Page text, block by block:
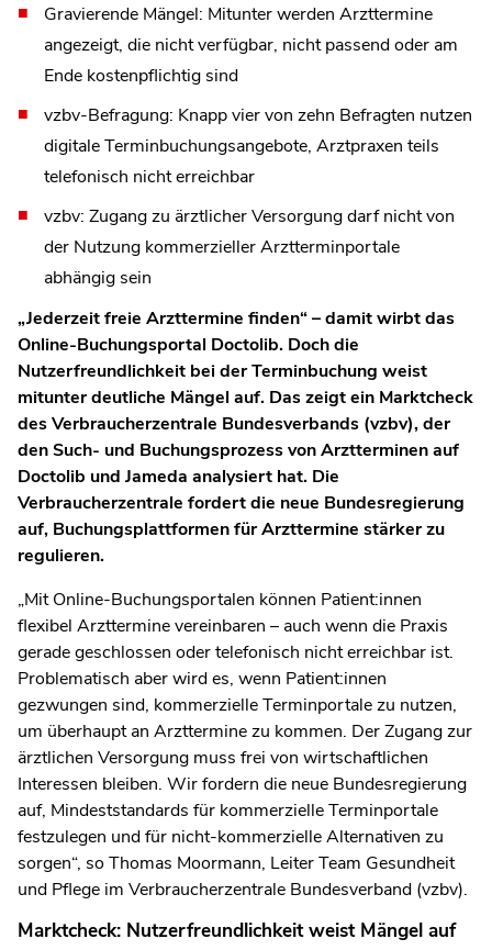
Gravierende Mängel: Mitunter werden Arzttermine
angezeigt, die nicht verfügbar, nicht passend oder am
Ende kostenpflichtig sind
vzbv-Befragung: Knapp vier von zehn Befragten nutzen
digitale Terminbuchungsangebote, Arztpraxen teils
telefonisch nicht erreichbar
vzbv: Zugang zu ärztlicher Versorgung darf nicht von
der Nutzung kommerzieller Arztterminportale
abhängig sein
„Jederzeit freie Arzttermine finden“ – damit wirbt das
Online-Buchungsportal Doctolib. Doch die
Nutzerfreundlichkeit bei der Terminbuchung weist
mitunter deutliche Mängel auf. Das zeigt ein Marktcheck
des Verbraucherzentrale Bundesverbands (vzbv), der
den Such- und Buchungsprozess von Arztterminen auf
Doctolib und Jameda analysiert hat. Die
Verbraucherzentrale fordert die neue Bundesregierung
auf, Buchungsplattformen für Arzttermine stärker zu
regulieren.
„Mit Online-Buchungsportalen können Patient:innen
flexibel Arzttermine vereinbaren – auch wenn die Praxis
gerade geschlossen oder telefonisch nicht erreichbar ist.
Problematisch aber wird es, wenn Patient:innen
gezwungen sind, kommerzielle Terminportale zu nutzen,
um überhaupt an Arzttermine zu kommen. Der Zugang zur
ärztlichen Versorgung muss frei von wirtschaftlichen
Interessen bleiben. Wir fordern die neue Bundesregierung
auf, Mindeststandards für kommerzielle Terminportale
festzulegen und für nicht-kommerzielle Alternativen zu
sorgen“, so Thomas Moormann, Leiter Team Gesundheit
und Pflege im Verbraucherzentrale Bundesverband (vzbv).
Marktcheck: Nutzerfreundlichkeit weist Mängel auf